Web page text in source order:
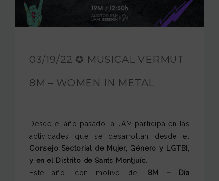
JAM FOUNDATION
03/19/22 ✪ MUSICAL VERMUT
8M – WOMEN IN METAL
Desde el año pasado la JÂM participa en las
actividades que se desarrollan desde el
Consejo Sectorial de Mujer, Género y LGTBI,
y en el Distrito de Sants Montjuïc
Este año, con motivo del
8M – Día